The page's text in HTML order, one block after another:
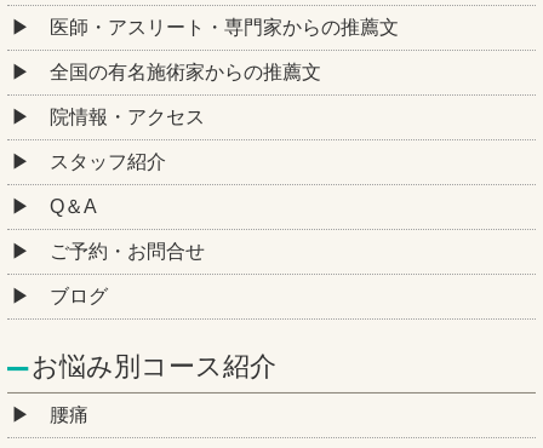
医師・アスリート・専門家からの推薦文
全国の有名施術家からの推薦文
院情報・アクセス
スタッフ紹介
Q＆A
ご予約・お問合せ
ブログ
お悩み別コース紹介
腰痛